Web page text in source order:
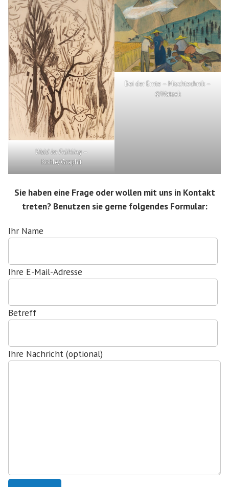
Wald im Frühling–
Kohle/Graphit
Bei der Ernte – Mischtechnik –
©Watzek
Sie haben eine Frage oder wollen mit uns in Kontakt
treten? Benutzen sie gerne folgendes Formular:
Ihr Name
Ihre E-Mail-Adresse
Betreff
Ihre Nachricht (optional)